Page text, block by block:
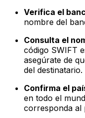
Verifica el
nombre del
Consulta el
código SWIFT
asegúrate de
del destinatario.
Confirma el
en todo el
corresponda al